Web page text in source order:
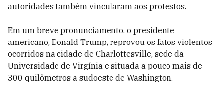
autoridades também vincularam aos protestos.
Em um breve pronunciamento, o presidente
americano, Donald Trump, reprovou os fatos violentos
ocorridos na cidade de Charlottesville, sede da
Universidade de Virgínia e situada a pouco mais de
300 quilômetros a sudoeste de Washington.